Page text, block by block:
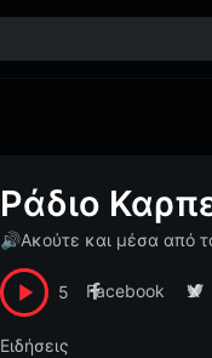
Ράδιο
🔊Ακούτε και μέσα από
5 Facebook X
Ειδήσεις